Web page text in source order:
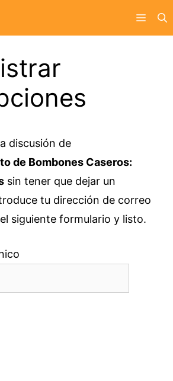
Menú
discusión de
de Bombones Caseros:
sin tener que dejar un
tu dirección de correo
siguiente formulario y listo.